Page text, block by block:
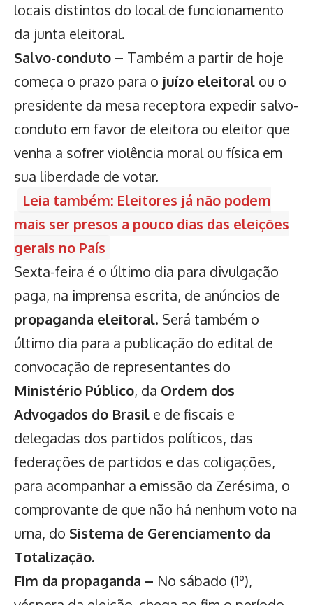
locais distintos do local de funcionamento
da junta eleitoral.
Salvo-conduto – Também a partir de hoje
começa o prazo para o juízo eleitoral ou o
presidente da mesa receptora expedir salvo-
conduto em favor de eleitora ou eleitor que
venha a sofrer violência moral ou física em
sua liberdade de votar.
Leia também: Eleitores já não podem
mais ser presos a pouco dias das eleições
gerais no País
Sexta-feira é o último dia para divulgação
paga, na imprensa escrita, de anúncios de
propaganda eleitoral. Será também o
último dia para a publicação do edital de
convocação de representantes do
Ministério Público, da Ordem dos
Advogados do Brasil e de fiscais e
delegadas dos partidos políticos, das
federações de partidos e das coligações,
para acompanhar a emissão da Zerésima, o
comprovante de que não há nenhum voto na
urna, do Sistema de Gerenciamento da
Totalização.
Fim da propaganda – No sábado (1º),